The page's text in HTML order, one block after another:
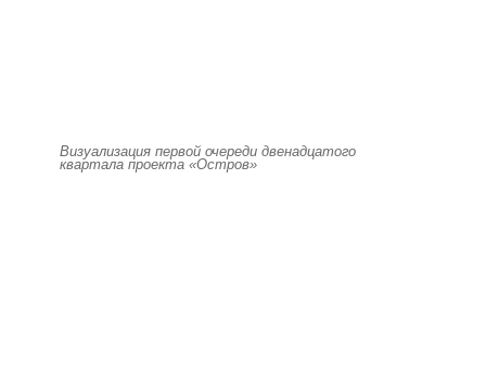
Визуализация первой очереди двенадцатого
квартала проекта «Остров»